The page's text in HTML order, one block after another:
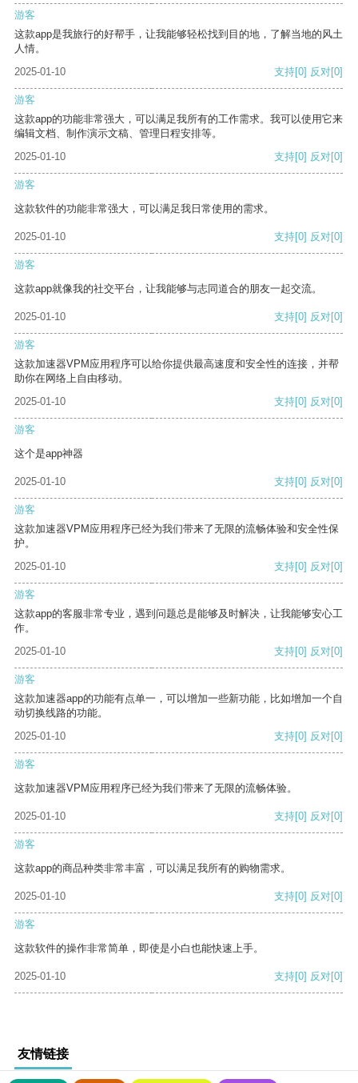
游客
这款app是我旅行的好帮手，让我能够轻松找到目的地，了解当地的风土
人情。
2025-01-10
支持[0] 反对[0]
游客
这款app的功能非常强大，可以满足我所有的工作需求。我可以使用它来
编辑文档、制作演示文稿、管理日程安排等。
2025-01-10
支持[0] 反对[0]
游客
这款软件的功能非常强大，可以满足我日常使用的需求。
2025-01-10 支持[0] 反对[0]
游客
这款app就像我的社交平台，让我能够与志同道合的朋友一起交流。
2025-01-10 支持[0] 反对[0]
游客
这款加速器VPM应用程序可以给你提供最高速度和安全性的连接，并帮
助你在网络上自由移动。
2025-01-10
支持[0] 反对[0]
游客
这个是app神器
2025-01-10 支持[0] 反对[0]
游客
这款加速器VPM应用程序已经为我们带来了无限的流畅体验和安全性保
护。
2025-01-10
支持[0] 反对[0]
游客
这款app的客服非常专业，遇到问题总是能够及时解决，让我能够安心工
作。
2025-01-10
支持[0] 反对[0]
游客
这款加速器app的功能有点单一，可以增加一些新功能，比如增加一个自
动切换线路的功能。
2025-01-10
支持[0] 反对[0]
游客
这款加速器VPM应用程序已经为我们带来了无限的流畅体验。
2025-01-10 支持[0] 反对[0]
游客
这款app的商品种类非常丰富，可以满足我所有的购物需求。
2025-01-10 支持[0] 反对[0]
游客
这款软件的操作非常简单，即使是小白也能快速上手。
2025-01-10 支持[0] 反对[0]
友情链接